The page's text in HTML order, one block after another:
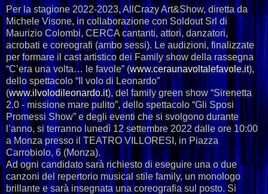
Per la stagione 2022-2023, AllCrazy Art&Show, diretta da
Michele Visone, in collaborazione con Soldout Srl di
Maurizio Colombi, CERCA cantanti, attori, danzatori,
acrobati e coreografi (ambo sessi). Le audizioni, finalizzate
per formare il cast artistico dei Family show della rassegna
“C’era una volta… le favole” (www.ceraunavoltalefavole.it),
dello spettacolo “Il volo di Leonardo”
(www.ilvolodileonardo.it), del family green show “Sirenetta
2.0 - missione mare pulito”, dello spettacolo “Gli Sposi
Promessi Show” e degli eventi che si svolgono durante
l’anno, si terranno lunedì 12 settembre 2022 dalle ore 10:00
a Monza presso il TEATRO VILLORESI, in Piazza
Carrobiolo, 6 (Monza).
Ad ogni candidato sarà richiesto di eseguire una o due
canzoni del repertorio musical stile family, un monologo
brillante e sarà insegnata una coreografia sul posto. Si